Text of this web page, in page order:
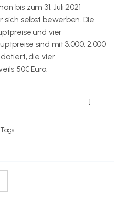
bis zum 31. Juli 2021
selbst bewerben. Die
und vier
sind mit 3.000, 2.000
dotiert, die vier
500 Euro.
Jugend und Sport ]
Tags: